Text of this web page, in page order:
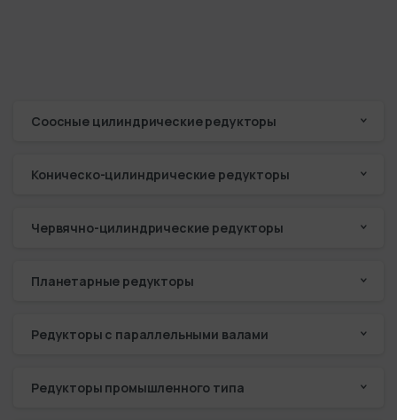
Соосные цилиндрические редукторы
Коническо-цилиндрические редукторы
Червячно-цилиндрические редукторы
Планетарные редукторы
Редукторы с параллельными валами
Редукторы промышленного типа